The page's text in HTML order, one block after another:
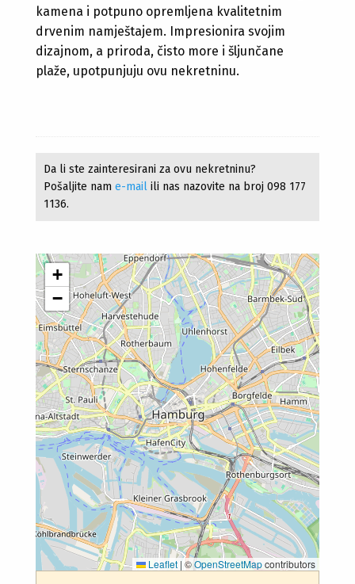
kamena i potpuno opremljena kvalitetnim
drvenim namještajem. Impresionira svojim
dizajnom, a priroda, čisto more i šljunčane
plaže, upotpunjuju ovu nekretninu.
Da li ste zainteresirani za ovu nekretninu?
Pošaljite nam e-mail ili nas nazovite na broj 098 177
1136.
+
−
Leaflet | ©OpenStreetMapcontributors